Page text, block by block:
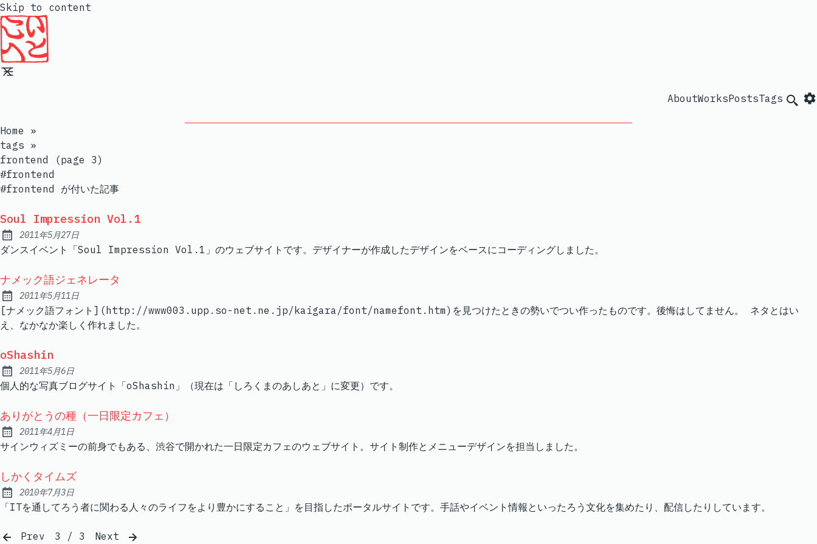
Skip to content
AboutWorksPostsTags
Home
»
tags »
frontend (page 3)
#frontend
#frontend が付いた記事
Soul Impression Vol.1
Published:
2011年5月27日
ダンスイベント「Soul Impression Vol.1」のウェブサイトです。デザイナーが作成したデザインをベースにコーディングしました。
ナメック語ジェネレータ
Published:
2011年5月11日
[ナメック語フォント](http://www003.upp.so-net.ne.jp/kaigara/font/namefont.htm)を見つけたときの勢いでつい作ったものです。後悔はしてません。 ネタとはい
え、なかなか楽しく作れました。
oShashin
Published:
2011年5月6日
個人的な写真ブログサイト「oShashin」（現在は「しろくまのあしあと」に変更）です。
ありがとうの種（一日限定カフェ）
Published:
2011年4月1日
サインウィズミーの前身でもある、渋谷で開かれた一日限定カフェのウェブサイト。サイト制作とメニューデザインを担当しました。
しかくタイムズ
Published:
2010年7月3日
「ITを通してろう者に関わる人々のライフをより豊かにすること」を目指したポータルサイトです。手話やイベント情報といったろう文化を集めたり、配信したりしています。
Prev 3 / 3 Next